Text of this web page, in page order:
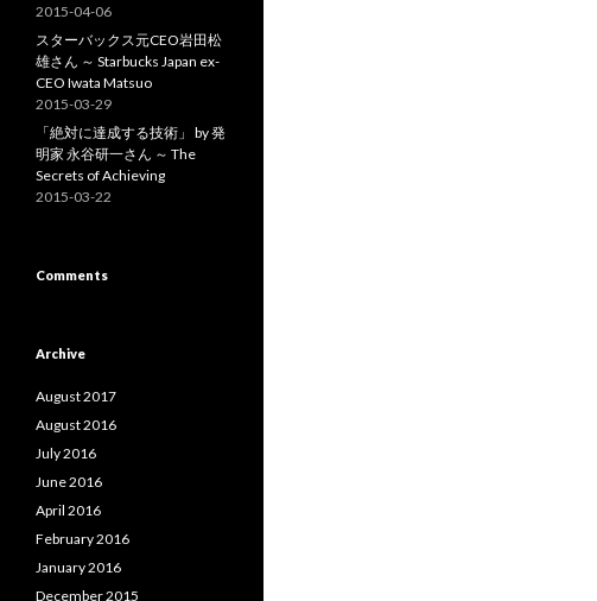
2015-04-06
スターバックス元CEO岩田松
雄さん ～ Starbucks Japan ex-
CEO Iwata Matsuo
2015-03-29
「絶対に達成する技術」 by 発
明家 永谷研一さん ～ The
Secrets of Achieving
2015-03-22
Comments
Archive
August 2017
August 2016
July 2016
June 2016
April 2016
February 2016
January 2016
December 2015